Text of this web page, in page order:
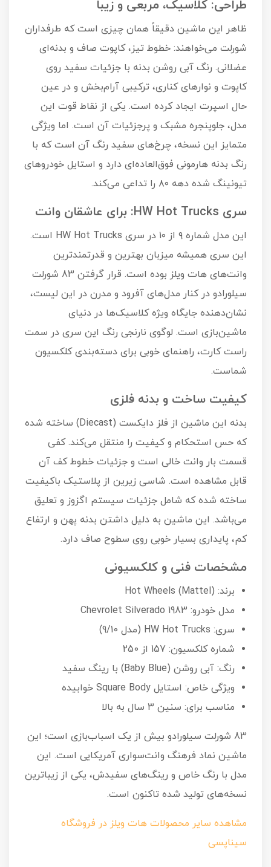
طراحی: کلاسیک، مربعی و زیبا
ظاهر این ماشین دقیقاً همان چیزی است که طرفداران
شورلت می‌خواهند: خطوط تیز، کاپوت صاف و بدنه‌ای
عضلانی. رنگ آبی روشن بدنه با جزئیات سفید روی
کاپوت و نوارهای کناری، ترکیبی آرام‌بخش و در عین
حال اسپرت ایجاد کرده است. یکی از نقاط قوت این
مدل، جلوپنجره مشبک و پرجزئیات آن است. اما ویژگی
متمایز این نسخه، چرخ‌های سفید رنگ آن است که با
رنگ بدنه هارمونی فوق‌العاده‌ای دارد و استایل خودروهای
تیونینگ شده دهه ۸۰ را تداعی می‌کند.
سری HW Hot Trucks: برای عاشقان وانت
این مدل شماره ۹ از ۱۰ در سری HW Hot Trucks است.
این سری همیشه میزبان بهترین و قدرتمندترین
وانت‌های هات ویلز بوده است. قرار گرفتن 83 شورلت
سیلورادو در کنار مدل‌های آفرود و مدرن در این لیست،
نشان‌دهنده جایگاه ویژه کلاسیک‌ها در دنیای
ماشین‌بازی است. لوگوی نارنجی رنگ این سری در سمت
راست کارت، راهنمای خوبی برای دسته‌بندی کلکسیون
شماست.
کیفیت ساخت و بدنه فلزی
بدنه این ماشین از فلز دایکست (Diecast) ساخته شده
که حس استحکام و کیفیت را منتقل می‌کند. کفی
قسمت بار وانت خالی است و جزئیات خطوط کف آن
قابل مشاهده است. شاسی زیرین از پلاستیک باکیفیت
ساخته شده که شامل جزئیات سیستم اگزوز و تعلیق
می‌باشد. این ماشین به دلیل داشتن بدنه پهن و ارتفاع
کم، پایداری بسیار خوبی روی سطوح صاف دارد.
مشخصات فنی و کلکسیونی
برند: Hot Wheels (Mattel)
مدل خودرو: 1983 Chevrolet Silverado
سری: HW Hot Trucks (مدل 9/10)
شماره کلکسیون: 157 از 250
رنگ: آبی روشن (Baby Blue) با رینگ سفید
ویژگی خاص: استایل Square Body خوابیده
مناسب برای: سنین ۳ سال به بالا
83 شورلت سیلورادو بیش از یک اسباب‌بازی است؛ این
ماشین نماد فرهنگ وانت‌سواری آمریکایی است. این
مدل با رنگ خاص و رینگ‌های سفیدش، یکی از زیباترین
نسخه‌های تولید شده تاکنون است.
مشاهده سایر محصولات هات ویلز در فروشگاه
سیناپسی